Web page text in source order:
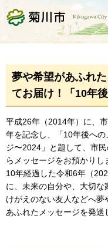
菊川市
夢や希望があふれ
てお届け！「10年
平成26年（2014年）に、
年を記念し、「10年後への
ジ〜2024」と題して、市
らメッセージをお預かりし
10年経過した令和6年（
に、未来の自分や、大切な
けがえのない友人などへ夢
あふれたメッセージを発送